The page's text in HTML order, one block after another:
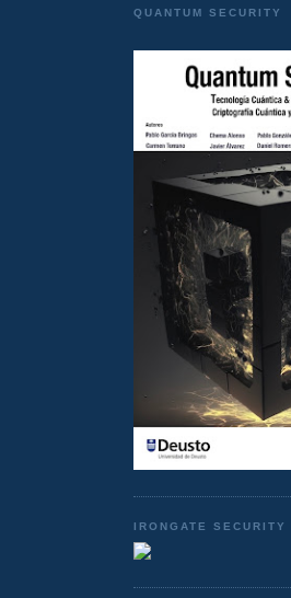
QUANTUM SECURITY
IRONGATE SECURITY